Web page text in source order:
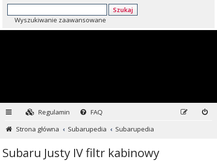
Szukaj
Wyszukiwanie zaawansowane
Regulamin
FAQ
Strona główna
Subarupedia Subarupedia
Subaru Justy IV filtr kabinowy